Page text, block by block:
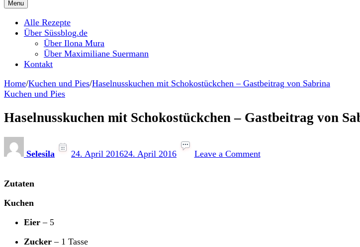
suessblog.de
Menu
Alle Rezepte
Über Süssblog.de
Über Ilona Mura
Über Maximiliane Suermann
Kontakt
Home/Kuchen und Pies/Haselnusskuchen mit Schokostückchen – Gastbeitrag von Sabrina
Kuchen und Pies
Haselnusskuchen mit Schokostückchen – Gastbeitrag von
Selesila 24. April 201624. April 2016 Leave a CommentHaselnusskuchen
Zutaten
Kuchen
Eier – 5
Zucker – 1 Tasse